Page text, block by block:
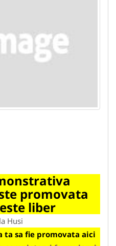
promovata
liber
Husi
ta sa fie promovata aici